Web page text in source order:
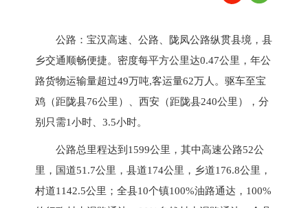
公路：宝汉高速、公路、陇凤公路纵贯县境，县
乡交通顺畅便捷。密度每平方公里达0.47公里，年公
路货物运输量超过49万吨,客运量62万人。驱车至宝
鸡（距陇县76公里）、西安（距陇县240公里），分
别只需1小时、3.5小时。
公路总里程达到1599公里，其中高速公路52公
里，国道51.7公里，县道174公里，乡道176.8公里，
村道1142.5公里；全县10个镇100%油路通达，100%